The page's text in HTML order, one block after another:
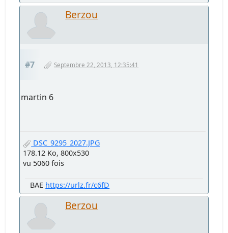
Berzou
#7 Septembre 22, 2013, 12:35:41
martin 6
DSC_9295_2027.JPG
178.12 Ko, 800x530
vu 5060 fois
BAE https://urlz.fr/c6fD
Berzou